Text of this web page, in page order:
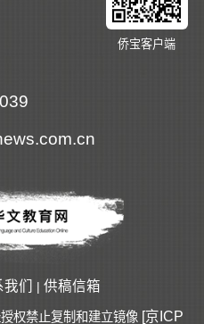
侨宝客户端
们 | 供稿信箱
权禁止复制和建立镜像 [京ICP